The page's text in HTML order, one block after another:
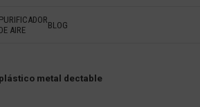
AIRE
BLOG
metal dectable